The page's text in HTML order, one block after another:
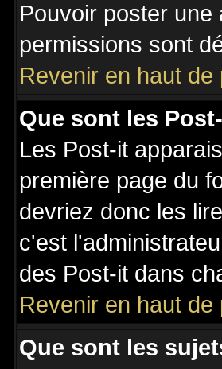
Pouvoir poster
permissions sont
Revenir en haut de
Que sont les
Les Post-it
première page du
devriez donc les
c'est
des Post-it dans
Revenir en haut de
Que sont les